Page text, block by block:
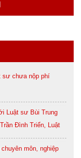
sư chưa nộp phí
Luật sư Bùi Trung
Đình Triển, Luật
môn, nghiệp